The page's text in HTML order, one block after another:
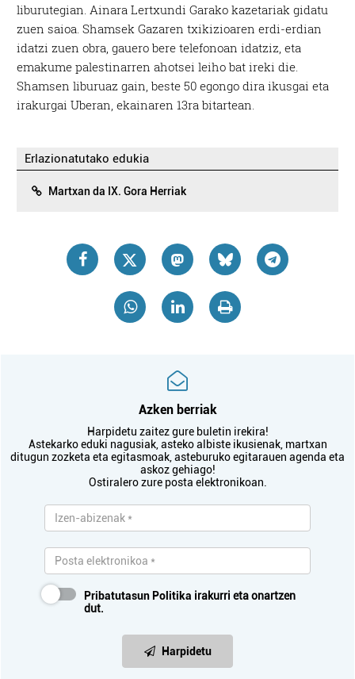
liburutegian. Ainara Lertxundi Garako kazetariak gidatu
zuen saioa. Shamsek Gazaren txikizioaren erdi-erdian
idatzi zuen obra, gauero bere telefonoan idatziz, eta
emakume palestinarren ahotsei leiho bat ireki die.
Shamsen liburuaz gain, beste 50 egongo dira ikusgai eta
irakurgai Uberan, ekainaren 13ra bitartean.
Erlazionatutako edukia
Martxan da IX. Gora Herriak
Azken berriak
Harpidetu zaitez gure buletin irekira!
Astekarko eduki nagusiak, asteko albiste ikusienak, martxan
ditugun zozketa eta egitasmoak, asteburuko egitarauen agenda eta
askoz gehiago!
Ostiralero zure posta elektronikoan.
Pribatutasun Politika irakurri eta onartzen
dut.
Harpidetu